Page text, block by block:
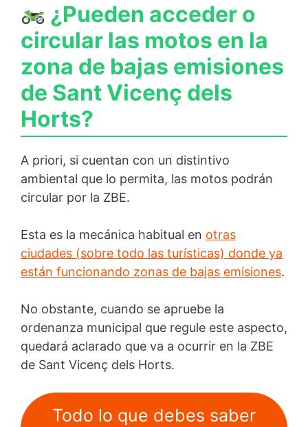
¿Pueden acceder o
circular las motos en la
zona de bajas emisiones
de Sant Vicenç dels
Horts?
A priori, si cuentan con un distintivo
ambiental que lo permita, las motos podrán
circular por la ZBE.
Esta es la mecánica habitual en otras
ciudades (sobre todo las turísticas) donde ya
están funcionando zonas de bajas emisiones.
No obstante, cuando se apruebe la
ordenanza municipal que regule este aspecto,
quedará aclarado que va a ocurrir en la ZBE
de Sant Vicenç dels Horts.
Todo lo que debes saber